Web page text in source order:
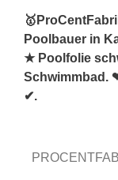
Poolbauer in
★ Poolfolie
Schwimmbad.
✔.